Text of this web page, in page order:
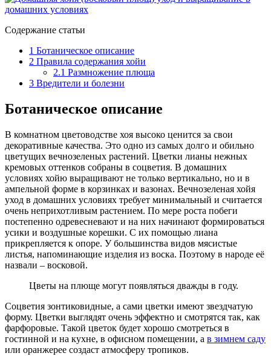
Содержание статьи
1 Ботаническое описание
2 Правила содержания хойи
2.1 Размножение плюща
3 Вредители и болезни
Ботаническое описание
В комнатном цветоводстве хоя высоко ценится за свои
декоративные качества. Это одно из самых долго и обильно
цветущих вечнозеленых растений. Цветки лианы нежных
кремовых оттенков собраны в соцветия. В домашних
условиях хойю выращивают не только вертикально, но и в
ампельной форме в корзинках и вазонах. Вечнозеленая хойя
уход в домашних условиях требует минимальный и считается
очень неприхотливым растением. По мере роста побеги
постепенно одревесневают и на них начинают формироваться
усики и воздушные корешки. С их помощью лиана
прикрепляется к опоре. У большинства видов мясистые
листья, напоминающие изделия из воска. Поэтому в народе её
назвали – восковой.
Цветы на плюще могут появляться дважды в году.
Соцветия зонтиковидные, а сами цветки имеют звездчатую
форму. Цветки выглядят очень эффектно и смотрятся так, как
фарфоровые. Такой цветок будет хорошо смотреться в
гостинной и на кухне, в офисном помещении, а в зимнем саду
или оранжерее создаст атмосферу тропиков.